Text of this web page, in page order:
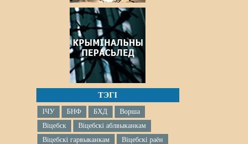
ТЭГІ
ІЧУ БНФ БХД
Ворша
Віцебск
Віцебскі аблвыканкам
Віцебскі гарвыканкам
Віцебскі раён